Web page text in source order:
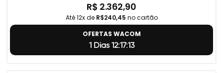
R$ 2.362,90
Até 12x de R$240,45 no cartão
OFERTAS WACOM
1 Dias 12:17:12